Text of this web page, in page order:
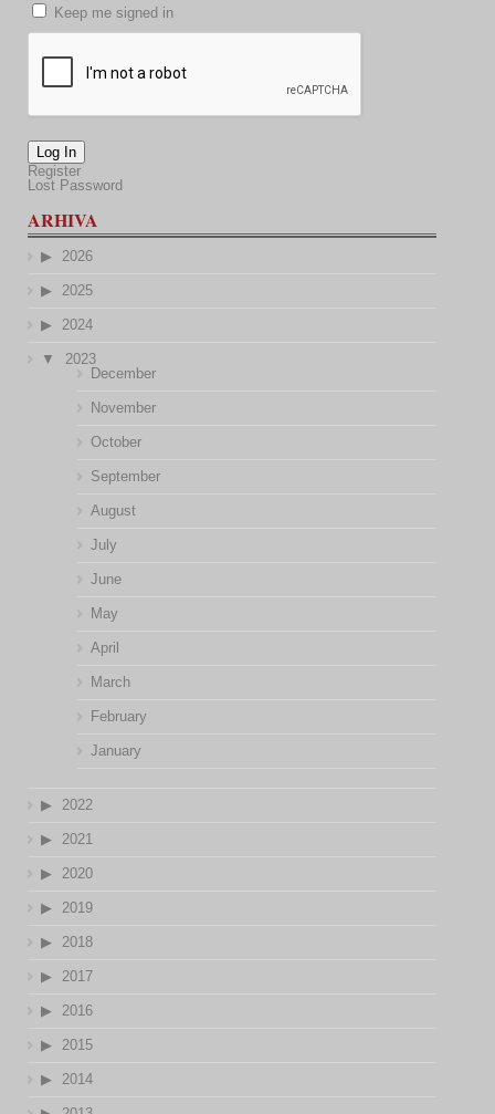
Keep me signed in
Log In
Register
Lost Password
ARHIVA
2026
2025
2024
2023
December
November
October
September
August
July
June
May
April
March
February
January
2022
2021
2020
2019
2018
2017
2016
2015
2014